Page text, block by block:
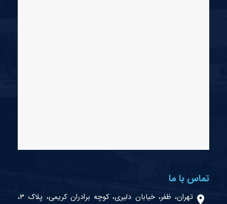
تماس با ما
تهران، ظفر، خیابان دلیری، کوچه برادران کریمی، پلاک ۳،